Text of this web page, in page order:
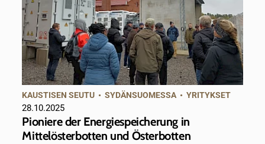
KAUSTISEN SEUTU •SYDÄNSUOMESSA •YRITYKSET
28.10.2025
Pioniere der Energiespeicherung in
Mittelösterbotten und Österbotten